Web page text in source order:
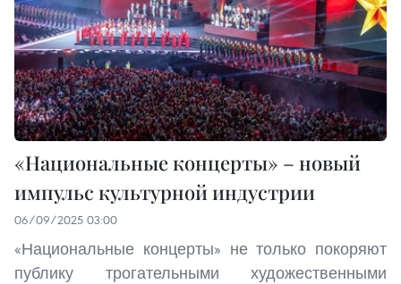
«Национальные концерты» – новый
импульс культурной индустрии
06/09/2025 03:00
«Национальные концерты» не только покоряют
публику трогательными художественными